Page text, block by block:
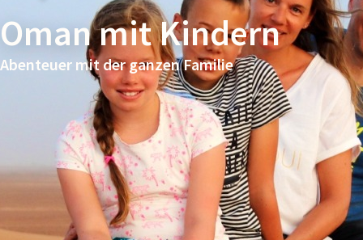
Oman mit Kindern
Abenteuer mit der ganzen Familie